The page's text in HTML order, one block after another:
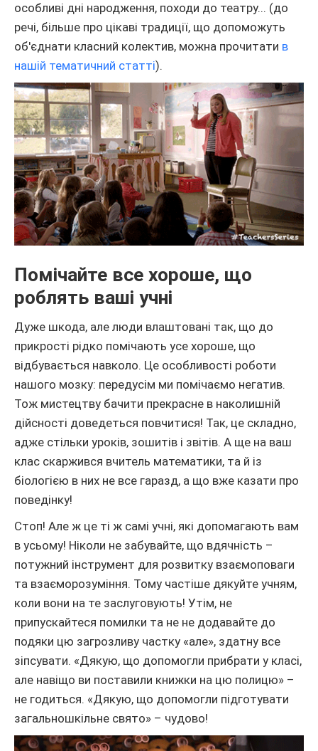
особливі дні народження, походи до театру... (до
речі, більше про цікаві традиції, що допоможуть
об'єднати класний колектив, можна прочитати в
нашій тематичний статті).
Помічайте все хороше, що
роблять ваші учні
Дуже шкода, але люди влаштовані так, що до
прикрості рідко помічають усе хороше, що
відбувається навколо. Це особливості роботи
нашого мозку: передусім ми помічаємо негатив.
Тож мистецтву бачити прекрасне в наколишній
дійсності доведеться повчитися! Так, це складно,
адже стільки уроків, зошитів і звітів. А ще на ваш
клас скаржився вчитель математики, та й із
біологією в них не все гаразд, а що вже казати про
поведінку!
Стоп! Але ж це ті ж самі учні, які допомагають вам
в усьому! Ніколи не забувайте, що вдячність –
потужний інструмент для розвитку взаємоповаги
та взаєморозуміння. Тому частіше дякуйте учням,
коли вони на те заслуговують! Утім, не
припускайтеся помилки та не не додавайте до
подяки цю загрозливу частку «але», здатну все
зіпсувати. «Дякую, що допомогли прибрати у класі,
але навіщо ви поставили книжки на цю полицю» –
не годиться. «Дякую, що допомогли підготувати
загальношкільне свято» – чудово!